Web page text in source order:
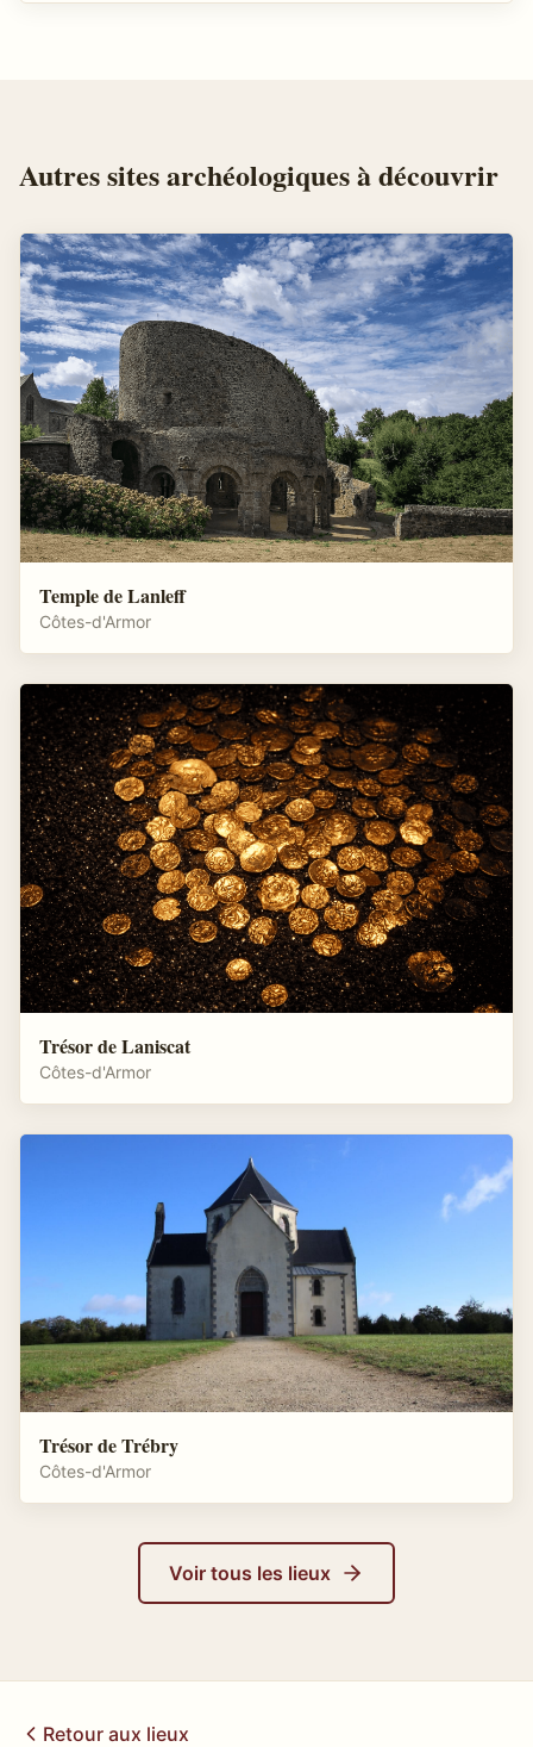
Autressites archéologiquesà découvrir
Temple de Lanleff
Côtes-d'Armor
Trésor de Laniscat
Côtes-d'Armor
Trésor de Trébry
Côtes-d'Armor
Voir tous les lieux
Retour aux lieux